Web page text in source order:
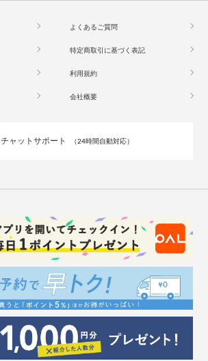
よくあるご質問
特定商取引に基づく表記
利用規約
会社概要
チャットサポート （24時間自動対応）